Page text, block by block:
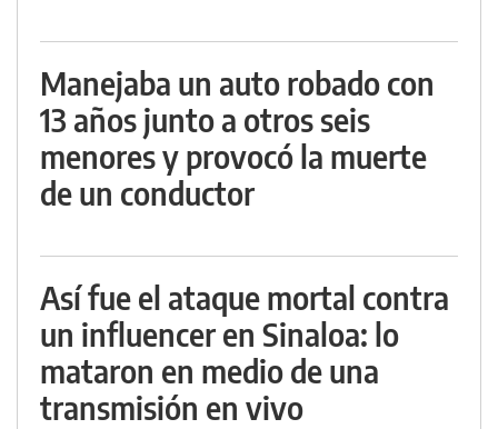
Manejaba un auto robado con
13 años junto a otros seis
menores y provocó la muerte
de un conductor
Así fue el ataque mortal contra
un influencer en Sinaloa: lo
mataron en medio de una
transmisión en vivo